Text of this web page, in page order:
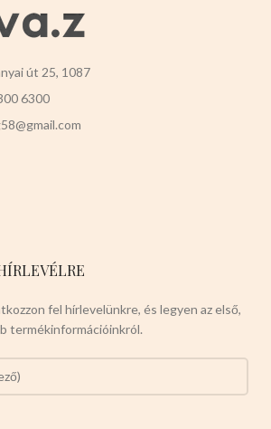
KÉK -
termék
út 25, 1087
6300
fel hírlevelünkre, és legyen az első,
termékinformációinkról.